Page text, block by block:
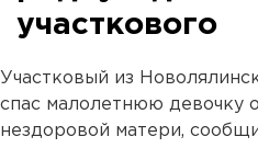
участкового
Участковый из
спас малолетнюю девочку
нездоровой матери,